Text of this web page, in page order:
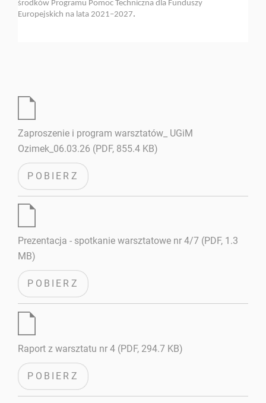
środków Programu Pomoc Techniczna dla Funduszy
Europejskich na lata 2021–2027.
Zaproszenie i program warsztatów_ UGiM
Ozimek_06.03.26 (PDF, 855.4 KB)
POBIERZ
Prezentacja - spotkanie warsztatowe nr 4/7 (PDF, 1.3
MB)
POBIERZ
Raport z warsztatu nr 4 (PDF, 294.7 KB)
POBIERZ